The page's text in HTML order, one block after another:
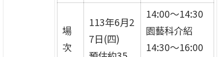
場
次
113年6月2
7日(四)
14:00～14:30
園藝科介紹
14:30～16:00